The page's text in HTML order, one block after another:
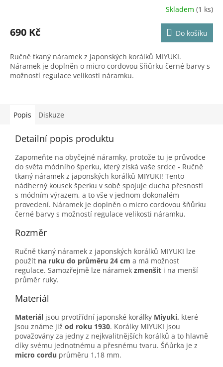
Skladem (1 ks)
690 Kč Do košíku
Ručně tkaný náramek z japonských korálků MIYUKI.
Náramek je doplněn o micro cordovou šňůrku černé barvy s
možností regulace velikosti náramku.
Popis Diskuze
Detailní popis produktu
Zapomeňte na obyčejné náramky, protože tu je průvodce
do světa módního šperku, který získá vaše srdce - Ručně
tkaný náramek z japonských korálků MIYUKI! Tento
nádherný kousek šperku v sobě spojuje ducha přesnosti
s módním výrazem, a to vše v jednom dokonalém
provedení. Náramek je doplněn o micro cordovou šňůrku
černé barvy s možností regulace velikosti náramku.
Rozměr
Ručně tkaný náramek z japonských korálků MIYUKI lze
použít na ruku do průměru 24 cm a má možnost
regulace. Samozřejmě lze náramek zmenšit i na menší
průměr ruky.
Materiál
Materiál jsou prvotřídní japonské korálky Miyuki, které
jsou známe již od roku 1930. Korálky MIYUKI jsou
považovány za jedny z nejkvalitnějších korálků a to hlavně
díky svému jednotnému a přesnému tvaru. Šňůrka je z
micro cordu průměru 1,18 mm.